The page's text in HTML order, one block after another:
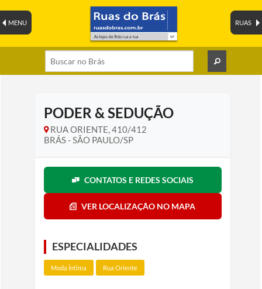
RUAS
MENU
PODER & SEDUÇÃO
RUA ORIENTE, 410/412
BRÁS - SÃO PAULO/SP
CONTATOS E REDES SOCIAIS
VER LOCALIZAÇÃO NO MAPA
ESPECIALIDADES
Moda Íntima Rua Oriente